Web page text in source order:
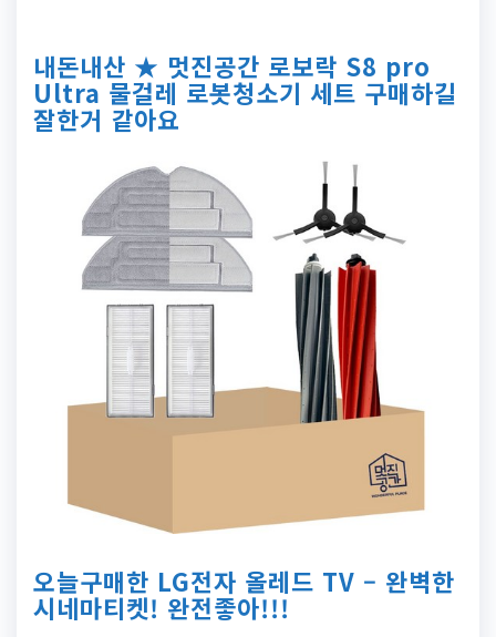
내돈내산 ★ 멋진공간 로보락 S8 pro
Ultra 물걸레 로봇청소기 세트 구매하길
잘한거 같아요
오늘구매한 LG전자 올레드 TV – 완벽한
시네마티켓! 완전좋아!!!